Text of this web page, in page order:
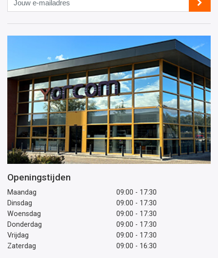
e-
mailadres
Openingstijden
Maandag
09:00 - 17:30
Dinsdag
09:00 - 17:30
Woensdag
09:00 - 17:30
Donderdag
09:00 - 17:30
Vrijdag
09:00 - 17:30
Zaterdag
09:00 - 16:30